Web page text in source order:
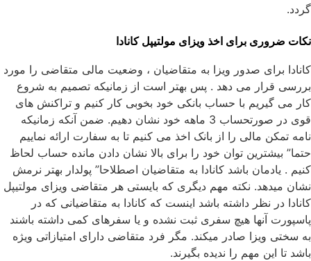
گردد.
نکات ضروری برای اخذ ویزای مولتیپل کانادا
کانادا برای صدور ویزا به متقاضیان ، وضعیت مالی متقاضی را مورد
بررسی قرار می دهد . پس بهتر است از زمانیکه تصمیم به شروع
کار می گیریم با حساب بانکی خود بخوبی کار کنیم و تراکنش های
قوی در صورتحساب 3 ماهه خود نشان دهیم. ضمن آنکه زمانیکه
نامه تمکن مالی را از بانک اخذ می کنیم تا به سفارت ارائه نماییم
حتما” بیشترین توان خود را برای بالا نشان دادن مانده حساب لحاظ
کنیم . یادمان باشد کانادا به متقاضیان اصطلاحا” پولدار بهتر نرمش
نشان میدهد. نکته مهم دیگری که بایستی هر متقاضی ویزای مولتیپل
کانادا در نظر داشته باشد اینست که کانادا به متقاضیانی که در
پاسپورت آنها هیچ سفری ثبت نشده و یا سفرهای کمی داشته باشند
به سختی ویزا صادر میکند. مگر فرد متقاضی دارای امتیازاتی ویژه
باشد تا این مهم را ندیده بگیرند.